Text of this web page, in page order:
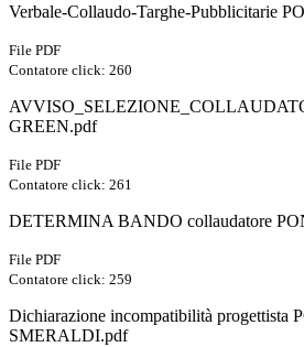
Verbale-Collaudo-Targhe-Pubblicitarie
File PDF
Contatore click: 260
GREEN.pdf
File PDF
Contatore click: 261
DETERMINA BANDO collaudatore
File PDF
Contatore click: 259
Dichiarazione incompatibilità progettista
SMERALDI.pdf